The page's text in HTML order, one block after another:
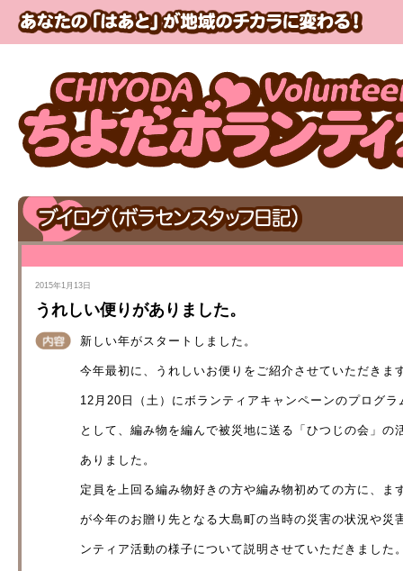
2015年1月13日
うれしい便りがありました。
新しい年がスタートしました。
今年最初に、うれしいお便りをご紹介させていただきま
12月20日（土）にボランティアキャンペーンのプログラ
として、編み物を編んで被災地に送る「ひつじの会」の
ありました。
定員を上回る編み物好きの方や編み物初めての方に、ま
が今年のお贈り先となる大島町の当時の災害の状況や災
ンティア活動の様子について説明させていただきました